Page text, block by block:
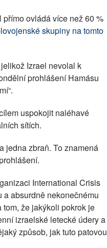
ovládá více než 60 %
skupiny na tomto
Izrael nevolal k
prohlášení Hamásu
uspokojit naléhavé
sítích.
jedna zbraň. To znamená
International Crisis
a absurdně nekonečnému
tom, že jakýkoli pokrok je
izraelské letecké údery a
způsob, jak tuto patovou